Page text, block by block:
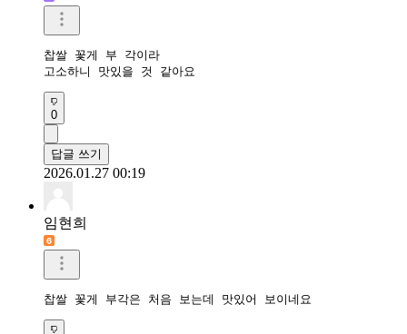
찹쌀 꽃게 부 각이라
고소하니 맛있을 것 같아요
0
답글 쓰기
2026.01.27 00:19
임현희
찹쌀 꽃게 부각은 처음 보는데 맛있어 보이네요